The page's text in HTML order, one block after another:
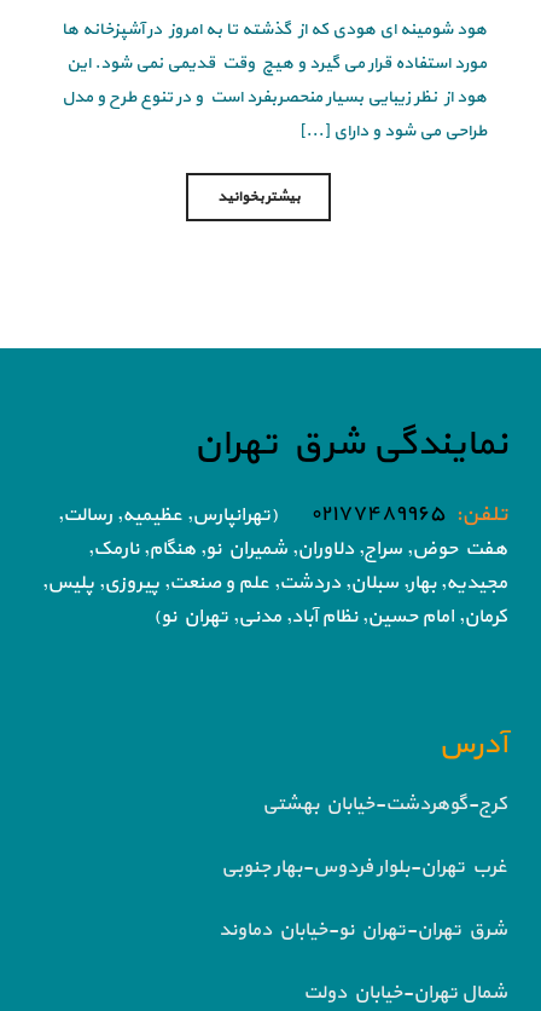
هود شومینه ای هودی که از گذشته تا به امروز در آشپزخانه ها
مورد استفاده قرار می گیرد و هیچ وقت قدیمی نمی شود. این
هود از نظر زیبایی بسیار منحصربفرد است و در تنوع طرح و مدل
طراحی می شود و دارای [...]
بیشتر بخوانید
نمایندگی شرق تهران
تلفن: ۰۲۱۷۷۴۸۹۹۶۵
(تهرانپارس, عظیمیه, رسالت,
هفت حوض, سراج, دلاوران, شمیران نو, هنگام, نارمک,
مجیدیه, بهار, سبلان, دردشت, علم و صنعت, پیروزی, پلیس,
کرمان, امام حسین, نظام آباد, مدنی, تهران نو)
آدرس
کرج-گوهردشت-خیابان بهشتی
غرب تهران-بلوار فردوس-بهار جنوبی
شرق تهران-تهران نو-خیابان دماوند
شمال تهران-خیابان دولت